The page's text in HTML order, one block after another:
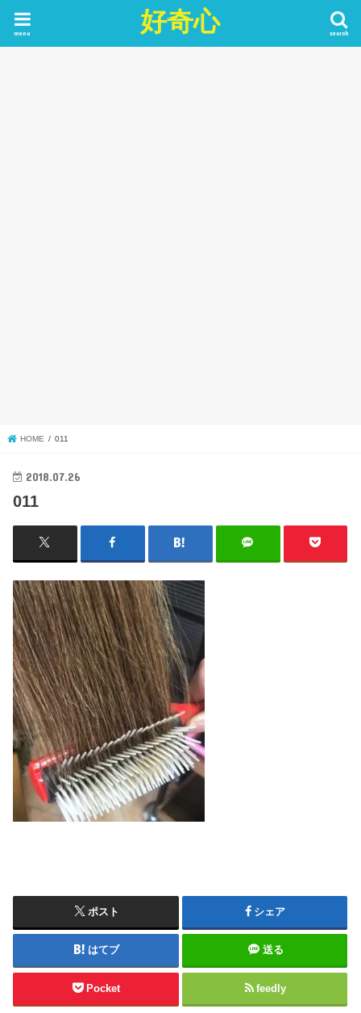
好奇心 search
menu
HOME 011
2018.07.26
011
ポスト シェア
はてブ 送る
Pocket feedly